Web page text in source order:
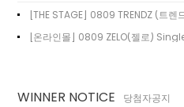
[THE STAGE] 0809 TRENDZ (트
[온라인몰] 0809 ZELO(젤로)
WINNER NOTICE 당첨자공지